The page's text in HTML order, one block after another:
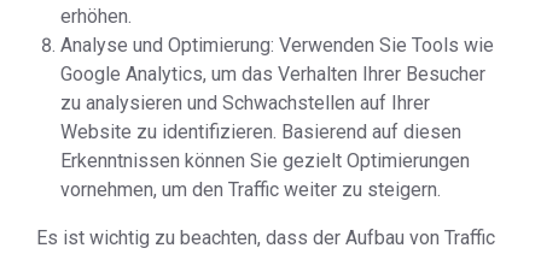
erhöhen.
Analyse und Optimierung: Verwenden Sie Tools wie
Google Analytics, um das Verhalten Ihrer Besucher
zu analysieren und Schwachstellen auf Ihrer
Website zu identifizieren. Basierend auf diesen
Erkenntnissen können Sie gezielt Optimierungen
vornehmen, um den Traffic weiter zu steigern.
Es ist wichtig zu beachten, dass der Aufbau von Traffic